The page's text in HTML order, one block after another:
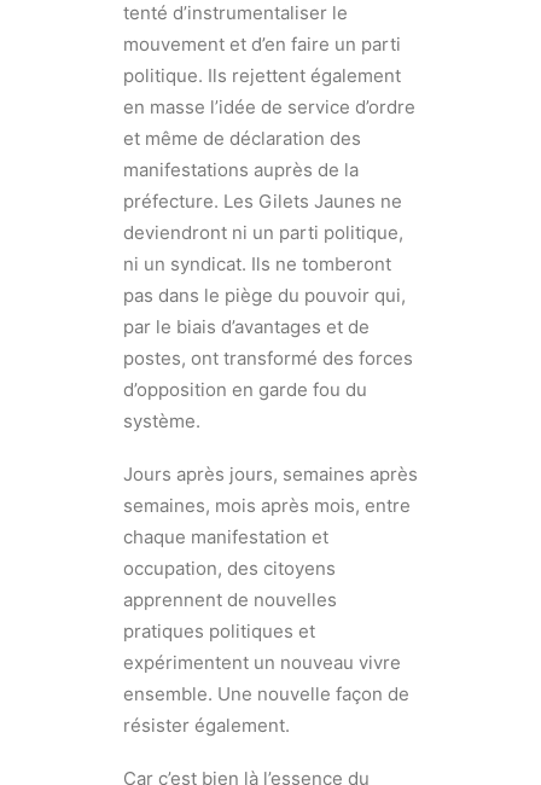
tenté d’instrumentaliser le
mouvement et d’en faire un parti
politique. Ils rejettent également
en masse l’idée de service d’ordre
et même de déclaration des
manifestations auprès de la
préfecture. Les Gilets Jaunes ne
deviendront ni un parti politique,
ni un syndicat. Ils ne tomberont
pas dans le piège du pouvoir qui,
par le biais d’avantages et de
postes, ont transformé des forces
d’opposition en garde fou du
système.
Jours après jours, semaines après
semaines, mois après mois, entre
chaque manifestation et
occupation, des citoyens
apprennent de nouvelles
pratiques politiques et
expérimentent un nouveau vivre
ensemble. Une nouvelle façon de
résister également.
Car c’est bien là l’essence du